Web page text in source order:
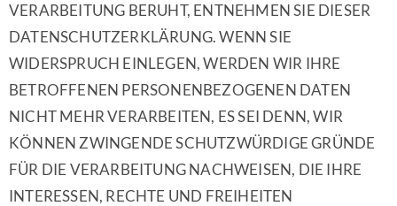
VERARBEITUNG BERUHT, ENTNEHMEN SIE DIESER
DATENSCHUTZERKLÄRUNG. WENN SIE
WIDERSPRUCH EINLEGEN, WERDEN WIR IHRE
BETROFFENEN PERSONENBEZOGENEN DATEN
NICHT MEHR VERARBEITEN, ES SEI DENN, WIR
KÖNNEN ZWINGENDE SCHUTZWÜRDIGE GRÜNDE
FÜR DIE VERARBEITUNG NACHWEISEN, DIE IHRE
INTERESSEN, RECHTE UND FREIHEITEN